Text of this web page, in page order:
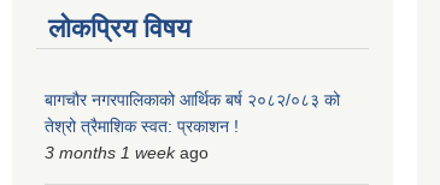
लोकप्रिय विषय
बागचौर नगरपालिकाको आर्थिक बर्ष २०८२/०८३ को
तेश्रो त्रैमाशिक स्वत: प्रकाशन !
3 months 1 weekago